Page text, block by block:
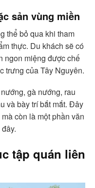
sản vùng miền
thể bỏ qua khi tham
thực. Du khách sẽ có
ngon miệng được chế
trưng của Tây Nguyên.
gà nướng, rau
và bày trí bắt mắt. Đây
còn là một phần văn
tập quán liên